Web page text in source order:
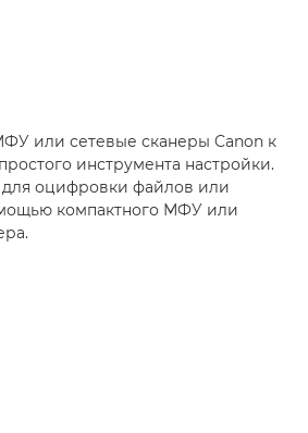
или сетевые сканеры Canon к
инструмента настройки.
оцифровки файлов или
компактного МФУ или